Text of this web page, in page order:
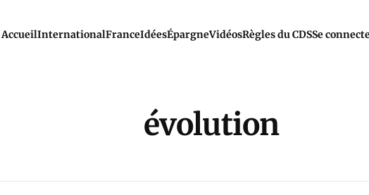
AccueilInternationalFranceIdéesÉpargneVidéosRègles du CDSSe
évolution